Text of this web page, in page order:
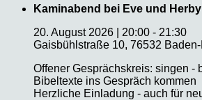
Kaminabend bei Eve und Herby
20. August 2026
20:00 - 21:30
Gaisbühlstraße 10, 76532
Offener Gesprächskreis: singen -
Bibeltexte ins Gespräch kommen
Herzliche Einladung - auch für